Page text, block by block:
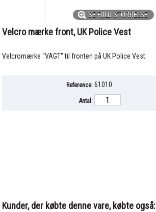
SE FULD STØRRELSE
Velcro mærke front, UK Police Vest
Velcromærke "VAGT" til fronten på UK Police Vest.
Reference: 61010
Antal:
Kunder, der købte denne vare, købte også: